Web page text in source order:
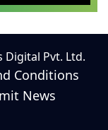
Digital Pvt. Ltd.
Conditions
News